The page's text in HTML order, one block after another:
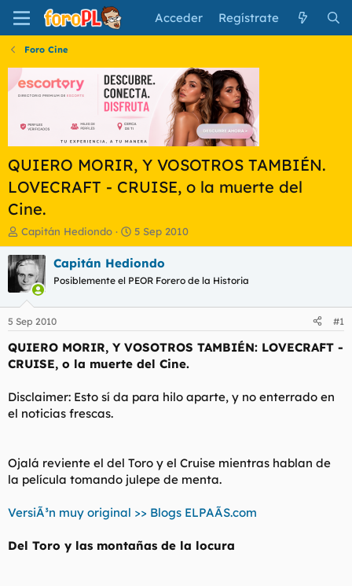
Acceder Regístrate
Foro Cine
QUIERO MORIR, Y VOSOTROS TAMBIÉN.
LOVECRAFT - CRUISE, o la muerte del
Cine.
I
n
i
c
i
a
o
r
d
e
t
e
Capitán Hediondo
F
e
c
a
i
n
c
o
5 Sep 2010
Capitán Hediondo
Posiblemente el PEOR Forero de la Historia
5 Sep 2010 #1
QUIERO MORIR, Y VOSOTROS TAMBIÉN: LOVECRAFT -
CRUISE, o la muerte del Cine.
Disclaimer: Esto sí da para hilo aparte, y no enterrado en
el noticias frescas.
Ojalá reviente el del Toro y el Cruise mientras hablan de
la película tomando julepe de menta.
VersiÃ³n muy original >> Blogs ELPAÃS.com
Del Toro y las montañas de la locura